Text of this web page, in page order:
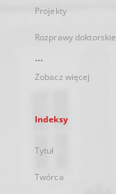
Projekty
Rozprawy doktorskie
...
Zobacz więcej
Indeksy
Tytuł
Twórca